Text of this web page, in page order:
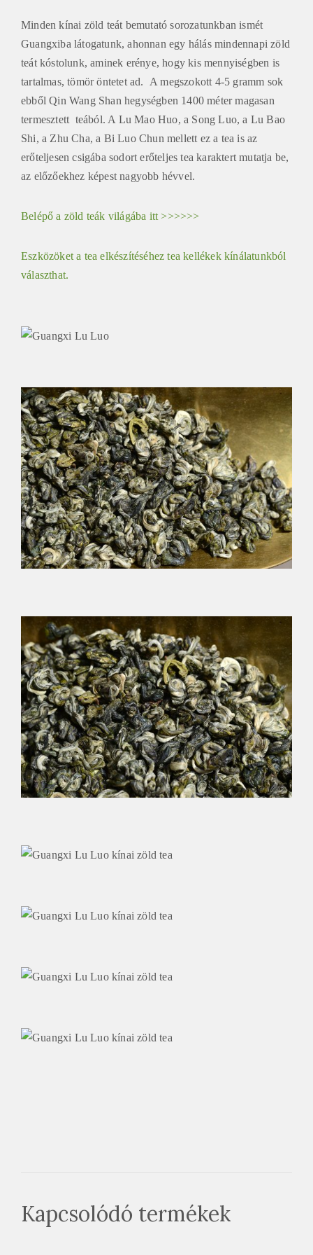
Minden kínai zöld teát bemutató sorozatunkban ismét
Guangxiba látogatunk, ahonnan egy hálás mindennapi zöld
teát kóstolunk, aminek erénye, hogy kis mennyiségben is
tartalmas, tömör öntetet ad. A megszokott 4-5 gramm sok
ebből Qin Wang Shan hegységben 1400 méter magasan
termesztett teából. A Lu Mao Huo, a Song Luo, a Lu Bao
Shi, a Zhu Cha, a Bi Luo Chun mellett ez a tea is az
erőteljesen csigába sodort erőteljes tea karaktert mutatja be,
az előzőekhez képest nagyobb hévvel.
Belépő a zöld teák világába itt >>>>>>
Eszközöket a tea elkészítéséhez tea kellékek kínálatunkból
választhat.
Kapcsolódó termékek